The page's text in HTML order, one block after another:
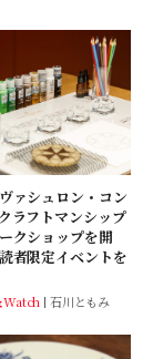
ァシュロン・コン
ラフトマンシップ
クショップを開
者限定イベントを
石川ともみ